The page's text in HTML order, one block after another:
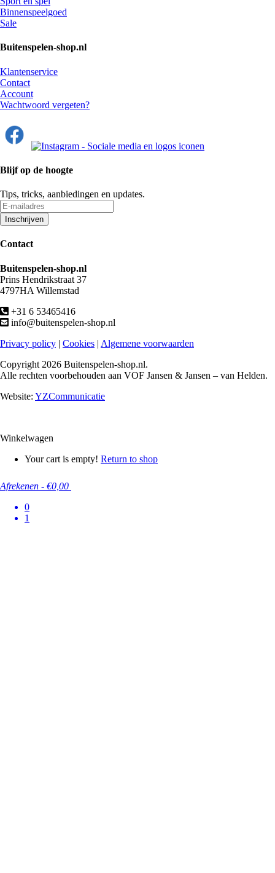
Binnenspeelgoed
Sale
Buitenspelen-shop.nl
Klantenservice
Contact
Account
Wachtwoord vergeten?
Blijf op de hoogte
Tips, tricks, aanbiedingen en updates.
Contact
Buitenspelen-shop.nl
Prins Hendrikstraat 37
4797HA Willemstad
+31 6 53465416
info@buitenspelen-shop.nl
Privacy policy | Cookies | Algemene voorwaarden
Copyright 2026 Buitenspelen-shop.nl.
Alle rechten voorbehouden aan VOF Jansen & Jansen – van Helden.
Website: YZCommunicatie
Winkelwagen
Your cart is empty! Return to shop
Afrekenen - €0,00
0
1